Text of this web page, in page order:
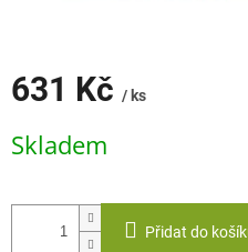
631 Kč / ks
cena:
Skladem
Přidat do